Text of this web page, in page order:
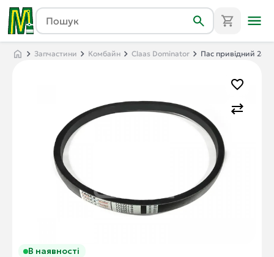
Запчастини Комбайн Claas Dominator Пас привідний
В наявності